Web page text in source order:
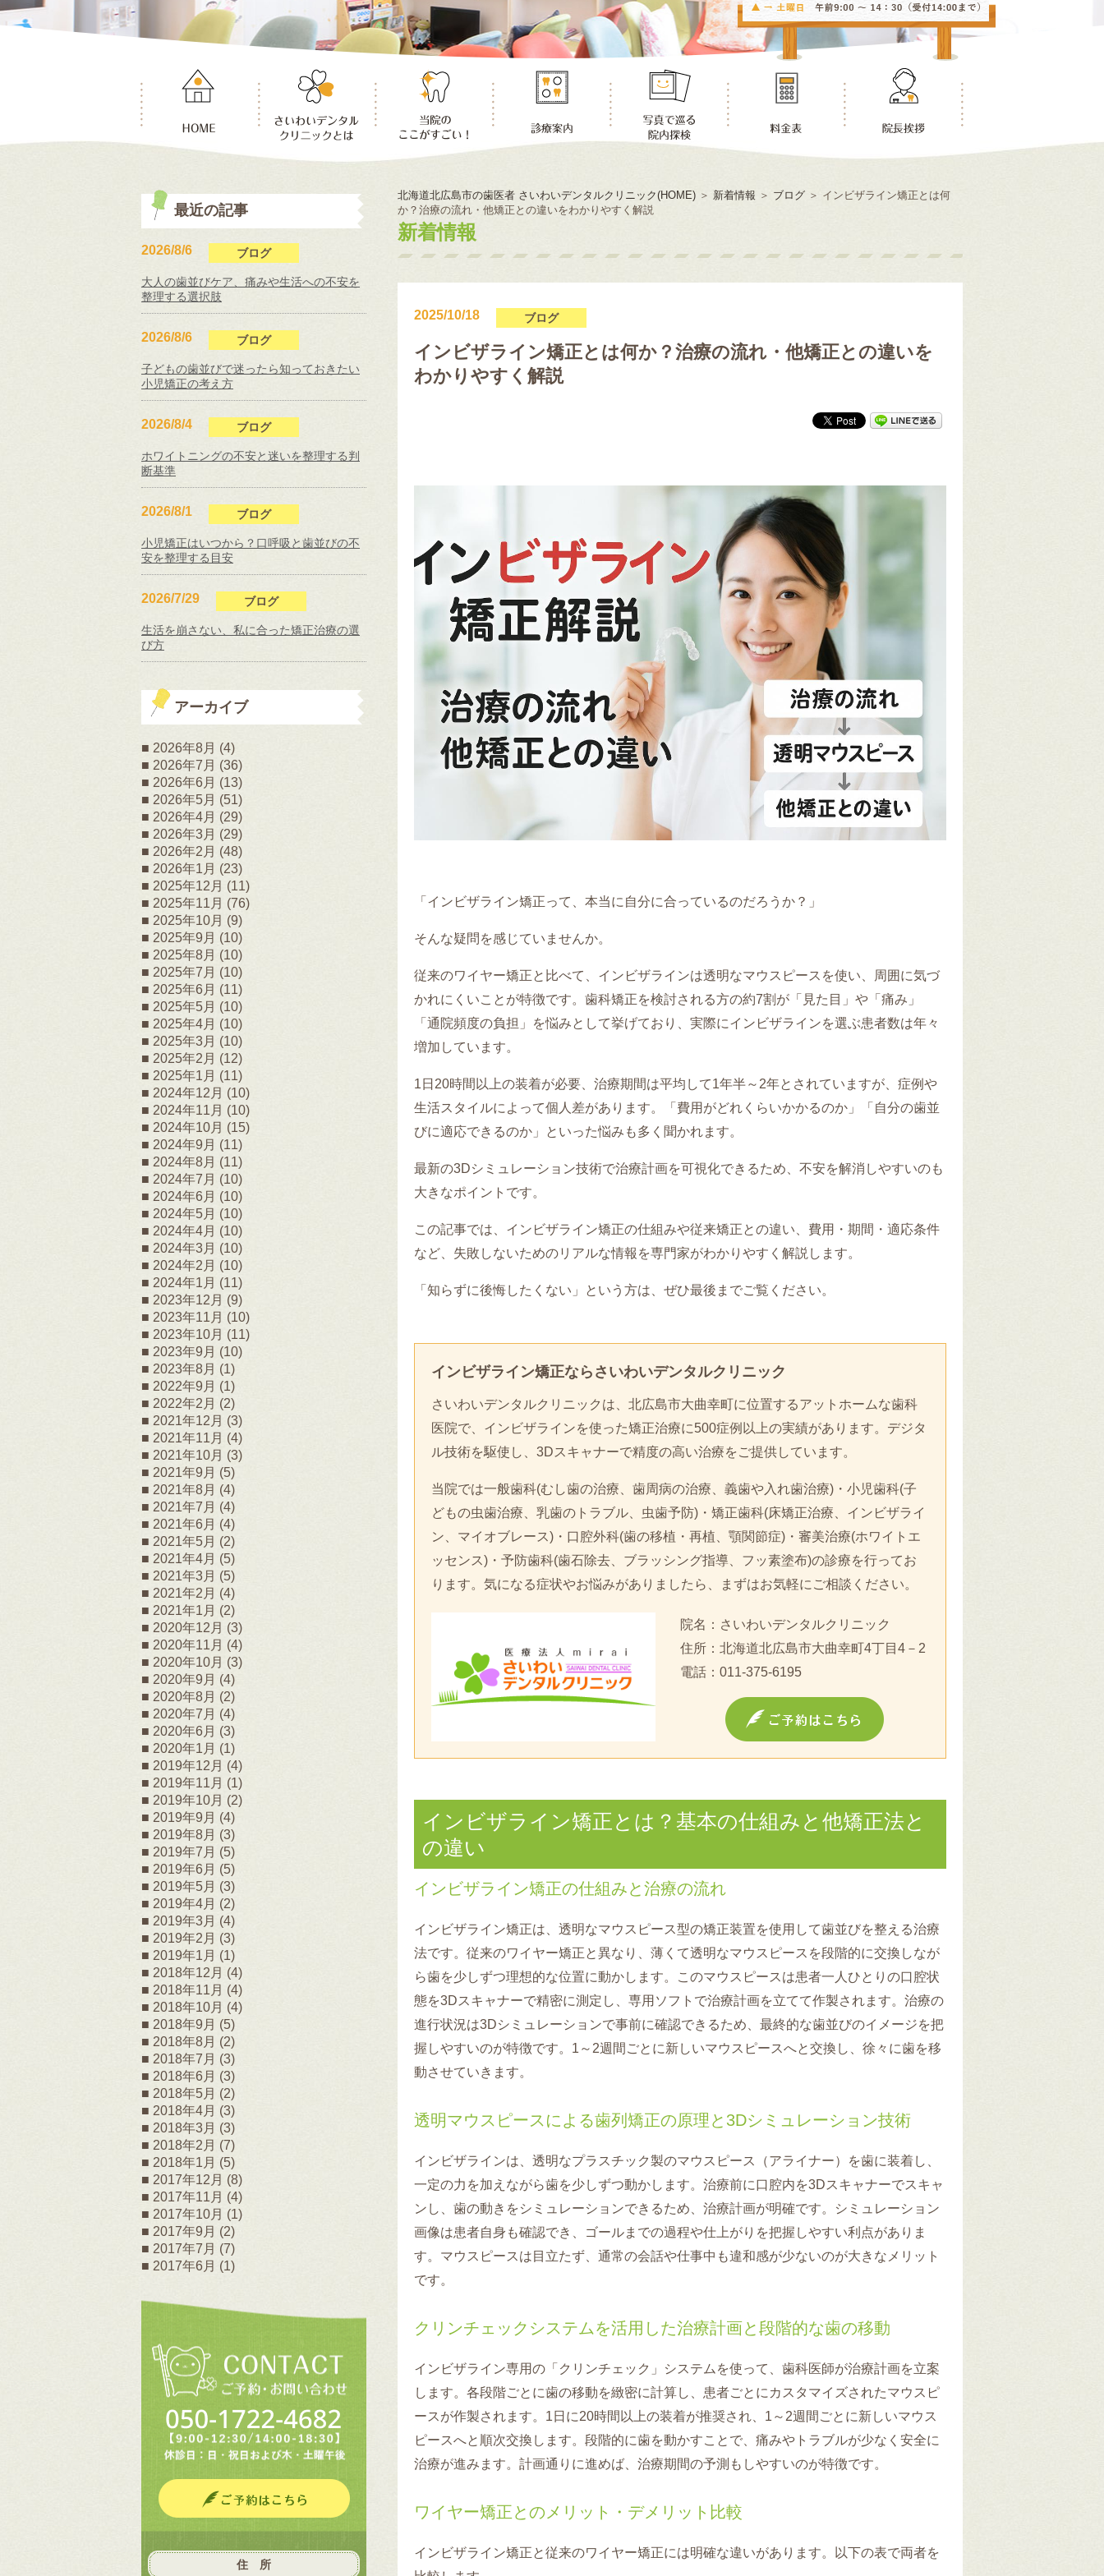
北海道北広島市の歯医者 さいわいデンタルクリニック(HOME) ＞ 新着情報 ＞ ブログ ＞ インビザライン矯正とは何
か？治療の流れ・他矯正との違いをわかりやすく解説
新着情報
2025/10/18 ブログ
インビザライン矯正とは何か？治療の流れ・他矯正との違いを
わかりやすく解説
「インビザライン矯正って、本当に自分に合っているのだろうか？」
そんな疑問を感じていませんか。
従来のワイヤー矯正と比べて、インビザラインは透明なマウスピースを使い、周囲に気づ
かれにくいことが特徴です。歯科矯正を検討される方の約7割が「見た目」や「痛み」
「通院頻度の負担」を悩みとして挙げており、実際にインビザラインを選ぶ患者数は年々
増加しています。
1日20時間以上の装着が必要、治療期間は平均して1年半～2年とされていますが、症例や
生活スタイルによって個人差があります。「費用がどれくらいかかるのか」「自分の歯並
びに適応できるのか」といった悩みも多く聞かれます。
最新の3Dシミュレーション技術で治療計画を可視化できるため、不安を解消しやすいのも
大きなポイントです。
この記事では、インビザライン矯正の仕組みや従来矯正との違い、費用・期間・適応条件
など、失敗しないためのリアルな情報を専門家がわかりやすく解説します。
「知らずに後悔したくない」という方は、ぜひ最後までご覧ください。
インビザライン矯正ならさいわいデンタルクリニック
さいわいデンタルクリニックは、北広島市大曲幸町に位置するアットホームな歯科
医院で、インビザラインを使った矯正治療に500症例以上の実績があります。デジタ
ル技術を駆使し、3Dスキャナーで精度の高い治療をご提供しています。
当院では一般歯科(むし歯の治療、歯周病の治療、義歯や入れ歯治療)・小児歯科(子
どもの虫歯治療、乳歯のトラブル、虫歯予防)・矯正歯科(床矯正治療、インビザライ
ン、マイオブレース)・口腔外科(歯の移植・再植、顎関節症)・審美治療(ホワイトエ
ッセンス)・予防歯科(歯石除去、ブラッシング指導、フッ素塗布)の診療を行ってお
ります。気になる症状やお悩みがありましたら、まずはお気軽にご相談ください。
院名：さいわいデンタルクリニック
住所：北海道北広島市大曲幸町4丁目4－2
電話： 011-375-6195
インビザライン矯正とは？基本の仕組みと他矯正法と
の違い
インビザライン矯正の仕組みと治療の流れ
インビザライン矯正は、透明なマウスピース型の矯正装置を使用して歯並びを整える治療
法です。従来のワイヤー矯正と異なり、薄くて透明なマウスピースを段階的に交換しなが
ら歯を少しずつ理想的な位置に動かします。このマウスピースは患者一人ひとりの口腔状
態を3Dスキャナーで精密に測定し、専用ソフトで治療計画を立てて作製されます。治療の
進行状況は3Dシミュレーションで事前に確認できるため、最終的な歯並びのイメージを把
握しやすいのが特徴です。1～2週間ごとに新しいマウスピースへと交換し、徐々に歯を移
動させていきます。
透明マウスピースによる歯列矯正の原理と3Dシミュレーション技術
インビザラインは、透明なプラスチック製のマウスピース（アライナー）を歯に装着し、
一定の力を加えながら歯を少しずつ動かします。治療前に口腔内を3Dスキャナーでスキャ
ンし、歯の動きをシミュレーションできるため、治療計画が明確です。シミュレーション
画像は患者自身も確認でき、ゴールまでの過程や仕上がりを把握しやすい利点がありま
す。マウスピースは目立たず、通常の会話や仕事中も違和感が少ないのが大きなメリット
です。
クリンチェックシステムを活用した治療計画と段階的な歯の移動
インビザライン専用の「クリンチェック」システムを使って、歯科医師が治療計画を立案
します。各段階ごとに歯の移動を緻密に計算し、患者ごとにカスタマイズされたマウスピ
ースが作製されます。1日に20時間以上の装着が推奨され、1～2週間ごとに新しいマウス
ピースへと順次交換します。段階的に歯を動かすことで、痛みやトラブルが少なく安全に
治療が進みます。計画通りに進めば、治療期間の予測もしやすいのが特徴です。
ワイヤー矯正とのメリット・デメリット比較
インビザライン矯正と従来のワイヤー矯正には明確な違いがあります。以下の表で両者を
最近の記事
2026/8/6 ブログ
大人の歯並びケア、痛みや生活への不安を
整理する選択肢
2026/8/6 ブログ
子どもの歯並びで迷ったら知っておきたい
小児矯正の考え方
2026/8/4 ブログ
ホワイトニングの不安と迷いを整理する判
断基準
2026/8/1 ブログ
小児矯正はいつから？口呼吸と歯並びの不
安を整理する目安
2026/7/29 ブログ
生活を崩さない、私に合った矯正治療の選
び方
アーカイブ
2026年8月 (4)
2026年7月 (36)
2026年6月 (13)
2026年5月 (51)
2026年4月 (29)
2026年3月 (29)
2026年2月 (48)
2026年1月 (23)
2025年12月 (11)
2025年11月 (76)
2025年10月 (9)
2025年9月 (10)
2025年8月 (10)
2025年7月 (10)
2025年6月 (11)
2025年5月 (10)
2025年4月 (10)
2025年3月 (10)
2025年2月 (12)
2025年1月 (11)
2024年12月 (10)
2024年11月 (10)
2024年10月 (15)
2024年9月 (11)
2024年8月 (11)
2024年7月 (10)
2024年6月 (10)
2024年5月 (10)
2024年4月 (10)
2024年3月 (10)
2024年2月 (10)
2024年1月 (11)
2023年12月 (9)
2023年11月 (10)
2023年10月 (11)
2023年9月 (10)
2023年8月 (1)
2022年9月 (1)
2022年2月 (2)
2021年12月 (3)
2021年11月 (4)
2021年10月 (3)
2021年9月 (5)
2021年8月 (4)
2021年7月 (4)
2021年6月 (4)
2021年5月 (2)
2021年4月 (5)
2021年3月 (5)
2021年2月 (4)
2021年1月 (2)
2020年12月 (3)
2020年11月 (4)
2020年10月 (3)
2020年9月 (4)
2020年8月 (2)
2020年7月 (4)
2020年6月 (3)
2020年1月 (1)
2019年12月 (4)
2019年11月 (1)
2019年10月 (2)
2019年9月 (4)
2019年8月 (3)
2019年7月 (5)
2019年6月 (5)
2019年5月 (3)
2019年4月 (2)
2019年3月 (4)
2019年2月 (3)
2019年1月 (1)
2018年12月 (4)
2018年11月 (4)
2018年10月 (4)
2018年9月 (5)
2018年8月 (2)
2018年7月 (3)
2018年6月 (3)
2018年5月 (2)
2018年4月 (3)
2018年3月 (3)
2018年2月 (7)
2018年1月 (5)
2017年12月 (8)
2017年11月 (4)
2017年10月 (1)
2017年9月 (2)
2017年7月 (7)
2017年6月 (1)
住 所